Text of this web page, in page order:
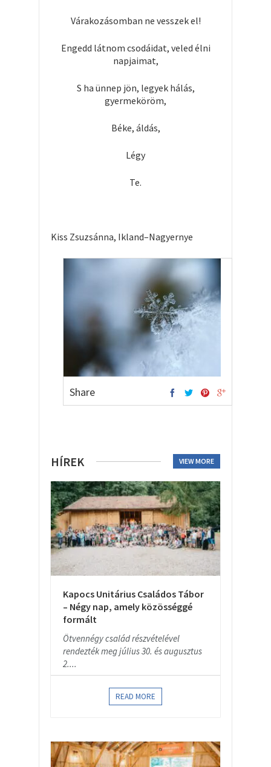
Várakozásomban ne vesszek el!
Engedd látnom csodáidat, veled élni
napjaimat,
S ha ünnep jön, legyek hálás,
gyermeköröm,
Béke, áldás,
Légy
Te.
Kiss Zsuzsánna, Ikland–Nagyernye
Share
HÍREK VIEW MORE
Kapocs Unitárius Családos Tábor
– Négy nap, amely közösséggé
formált
Ötvennégy család részvételével
rendezték meg július 30. és augusztus
2....
READ MORE